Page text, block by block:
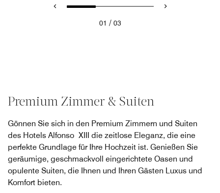
01 / 03
Premium Zimmer & Suiten
Gönnen Sie sich in den Premium Zimmern und Suiten
des Hotels Alfonso XIII die zeitlose Eleganz, die eine
perfekte Grundlage für Ihre Hochzeit ist. Genießen Sie
geräumige, geschmackvoll eingerichtete Oasen und
opulente Suiten, die Ihnen und Ihren Gästen Luxus und
Komfort bieten.